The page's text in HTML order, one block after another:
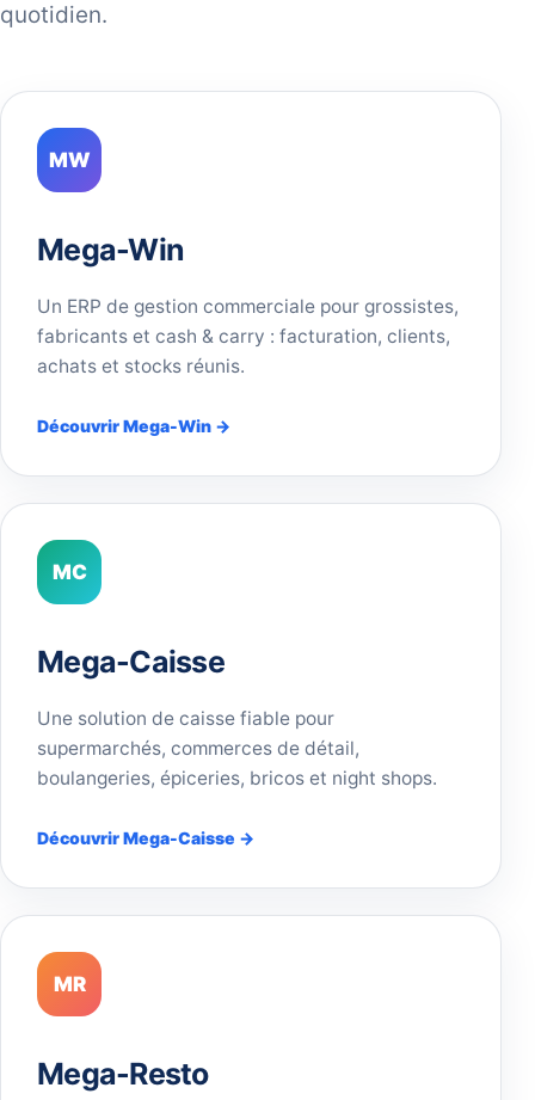
quotidien.
MW
Mega-Win
Un ERP de gestion commerciale pour grossistes,
fabricants et cash & carry : facturation, clients,
achats et stocks réunis.
Découvrir Mega-Win →
MC
Mega-Caisse
Une solution de caisse fiable pour
supermarchés, commerces de détail,
boulangeries, épiceries, bricos et night shops.
Découvrir Mega-Caisse →
MR
Mega-Resto